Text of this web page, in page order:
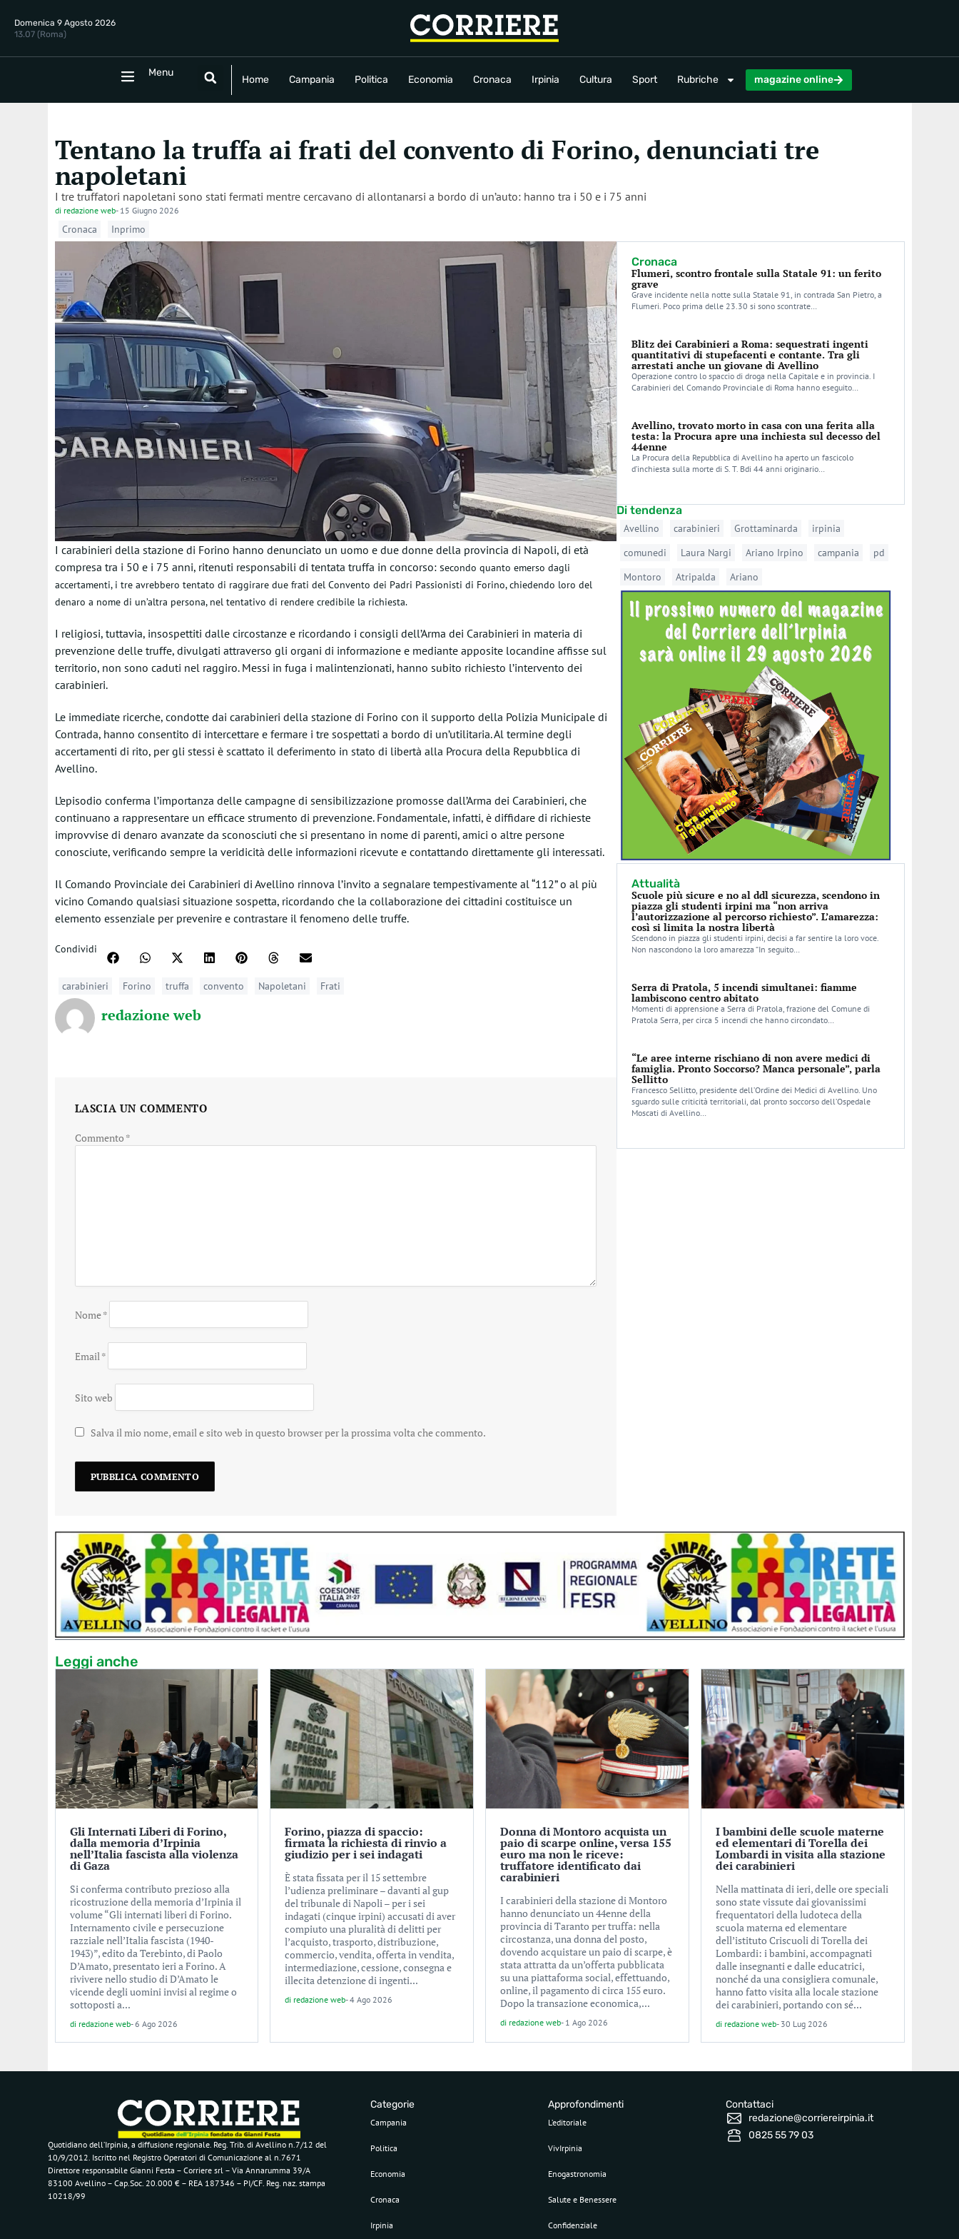
Domenica 9 Agosto 2026
13.07 (Roma)
Menu
Home Campania Politica Economia Cronaca Irpinia Cultura Sport Rubriche magazine online
Home Campania Politica Economia Cronaca Irpinia Sport Rubriche
Tentano la truffa ai frati del convento di Forino, denunciati tre
napoletani
I tre truffatori napoletani sono stati fermati mentre cercavano di allontanarsi a bordo di un’auto: hanno tra i 50 e i 75 anni
di redazione web- 15 Giugno 2026
Cronaca Inprimo
I carabinieri della stazione di Forino hanno denunciato un uomo e due donne della provincia di Napoli, di età
compresa tra i 50 e i 75 anni, ritenuti responsabili di tentata truffa in concorso: secondo quanto emerso dagli
accertamenti, i tre avrebbero tentato di raggirare due frati del Convento dei Padri Passionisti di Forino, chiedendo loro del
denaro a nome di un’altra persona, nel tentativo di rendere credibile la richiesta.
I religiosi, tuttavia, insospettiti dalle circostanze e ricordando i consigli dell’Arma dei Carabinieri in materia di
prevenzione delle truffe, divulgati attraverso gli organi di informazione e mediante apposite locandine affisse sul
territorio, non sono caduti nel raggiro. Messi in fuga i malintenzionati, hanno subito richiesto l’intervento dei
carabinieri.
Le immediate ricerche, condotte dai carabinieri della stazione di Forino con il supporto della Polizia Municipale di
Contrada, hanno consentito di intercettare e fermare i tre sospettati a bordo di un’utilitaria. Al termine degli
accertamenti di rito, per gli stessi è scattato il deferimento in stato di libertà alla Procura della Repubblica di
Avellino.
L’episodio conferma l’importanza delle campagne di sensibilizzazione promosse dall’Arma dei Carabinieri, che
continuano a rappresentare un efficace strumento di prevenzione. Fondamentale, infatti, è diffidare di richieste
improvvise di denaro avanzate da sconosciuti che si presentano in nome di parenti, amici o altre persone
conosciute, verificando sempre la veridicità delle informazioni ricevute e contattando direttamente gli interessati.
Il Comando Provinciale dei Carabinieri di Avellino rinnova l’invito a segnalare tempestivamente al “112” o al più
vicino Comando qualsiasi situazione sospetta, ricordando che la collaborazione dei cittadini costituisce un
elemento essenziale per prevenire e contrastare il fenomeno delle truffe.
Condividi
carabinieri Forino truffa convento Napoletani Frati
redazione web
LASCIA UN COMMENTO
Commento *
Nome*
Email *
Sito web
Salva il mio nome, email e sito web in questo browser per la prossima volta che commento.
Cronaca
Flumeri, scontro frontale sulla Statale 91: un ferito
grave
Grave incidente nella notte sulla Statale 91, in contrada San Pietro, a
Flumeri. Poco prima delle 23.30 si sono scontrate…
Blitz dei Carabinieri a Roma: sequestrati ingenti
quantitativi di stupefacenti e contante. Tra gli
arrestati anche un giovane di Avellino
Operazione contro lo spaccio di droga nella Capitale e in provincia. I
Carabinieri del Comando Provinciale di Roma hanno eseguito…
Avellino, trovato morto in casa con una ferita alla
testa: la Procura apre una inchiesta sul decesso del
44enne
La Procura della Repubblica di Avellino ha aperto un fascicolo
d’inchiesta sulla morte di S. T. Bdi 44 anni originario…
Di tendenza
Avellino carabinieri Grottaminarda
irpinia
comunedi
Laura Nargi Ariano Irpino campania
pd
Montoro
Atripalda Ariano
Attualità
Scuole più sicure e no al ddl sicurezza, scendono in
piazza gli studenti irpini ma “non arriva
l’autorizzazione al percorso richiesto”. L’amarezza:
così si limita la nostra libertà
Scendono in piazza gli studenti irpini, decisi a far sentire la loro voce.
Non nascondono la loro amarezza “In seguito…
Serra di Pratola, 5 incendi simultanei: fiamme
lambiscono centro abitato
Momenti di apprensione a Serra di Pratola, frazione del Comune di
Pratola Serra, per circa 5 incendi che hanno circondato…
“Le aree interne rischiano di non avere medici di
famiglia. Pronto Soccorso? Manca personale”, parla
Sellitto
Francesco Sellitto, presidente dell’Ordine dei Medici di Avellino. Uno
sguardo sulle criticità territoriali, dal pronto soccorso dell’Ospedale
Moscati di Avellino…
Leggi anche
Gli Internati Liberi di Forino,
dalla memoria d’Irpinia
nell’Italia fascista alla violenza
di Gaza
Si conferma contributo prezioso alla
ricostruzione della memoria d’Irpinia il
volume “Gli internati liberi di Forino.
Internamento civile e persecuzione
razziale nell’Italia fascista (1940-
1943)”, edito da Terebinto, di Paolo
D’Amato, presentato ieri a Forino. A
rivivere nello studio di D’Amato le
vicende degli uomini invisi al regime o
sottoposti a...
di redazione web-6 Ago 2026
Forino, piazza di spaccio:
firmata la richiesta di rinvio a
giudizio per i sei indagati
È stata fissata per il 15 settembre
l’udienza preliminare – davanti al gup
del tribunale di Napoli – per i sei
indagati (cinque irpini) accusati di aver
compiuto una pluralità di delitti per
l’acquisto, trasporto, distribuzione,
commercio, vendita, offerta in vendita,
intermediazione, cessione, consegna e
illecita detenzione di ingenti...
di redazione web-4 Ago 2026
Donna di Montoro acquista un
paio di scarpe online, versa 155
euro ma non le riceve:
truffatore identificato dai
carabinieri
I carabinieri della stazione di Montoro
hanno denunciato un 44enne della
provincia di Taranto per truffa: nella
circostanza, una donna del posto,
dovendo acquistare un paio di scarpe, è
stata attratta da un’offerta pubblicata
su una piattaforma social, effettuando,
online, il pagamento di circa 155 euro.
Dopo la transazione economica,...
di redazione web- 1 Ago 2026
I bambini delle scuole materne
ed elementari di Torella dei
Lombardi in visita alla stazione
dei carabinieri
Nella mattinata di ieri, delle ore speciali
sono state vissute dai giovanissimi
frequentatori della ludoteca della
scuola materna ed elementare
dell’istituto Criscuoli di Torella dei
Lombardi: i bambini, accompagnati
dalle insegnanti e dalle educatrici,
nonché da una consigliera comunale,
hanno fatto visita alla locale stazione
dei carabinieri, portando con sé...
di redazione web- 30 Lug 2026
Quotidiano dell’Irpinia, a diffusione regionale. Reg. Trib. di Avellino n.7/12 del
10/9/2012. Iscritto nel Registro Operatori di Comunicazione al n.7671
Direttore responsabile Gianni Festa – Corriere srl – Via Annarumma 39/A
83100 Avellino – Cap.Soc. 20.000 € – REA 187346 – PI/CF. Reg. naz. stampa
10218/99
Categorie
Campania
Politica
Economia
Cronaca
Irpinia
Approfondimenti
L’editoriale
VivIrpinia
Enogastronomia
Salute e Benessere
Confidenziale
Contattaci
redazione@corriereirpinia.it
0825 55 79 03